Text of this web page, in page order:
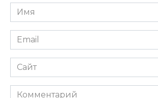
Имя
*
Email
*
Сайт
Комментарий